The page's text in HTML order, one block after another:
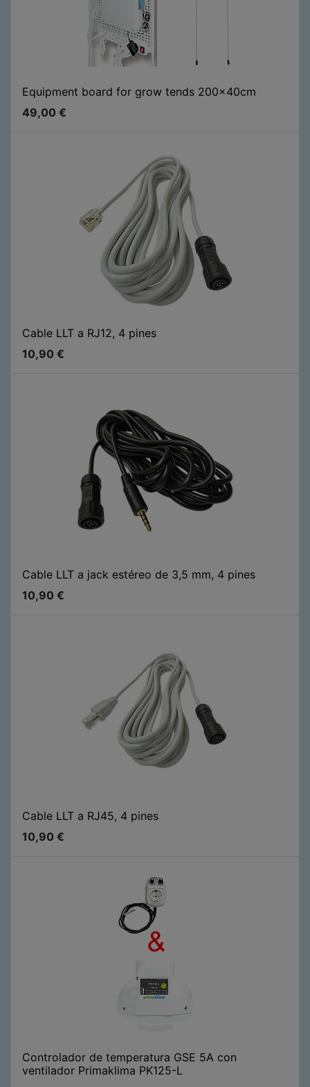
Equipment board for grow tends 200x40cm
49,00 €
Cable LLT a RJ12, 4 pines
10,90 €
Cable LLT a jack estéreo de 3,5 mm, 4 pines
10,90 €
Cable LLT a RJ45, 4 pines
10,90 €
Controlador de temperatura GSE 5A con
ventilador Primaklima PK125-L